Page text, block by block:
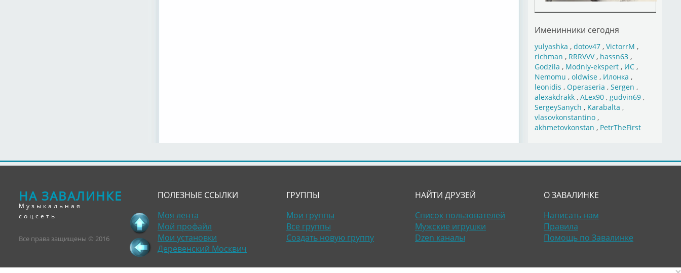
Именинники сегодня
yulyashka , dotov47, VictorrM ,
richman , RRRVVV, hassn63,
Godzila , Modniy-ekspert, ИС,
Nemomu , oldwise, Илонка ,
leonidis , Operaseria , Sergen ,
alexakdrakk, ALex90, gudvin69,
SergeySanych , Karabalta ,
vlasovkonstantino,
akhmetovkonstan , PetrTheFirst
НА ЗАВАЛИНКЕ
Музыкальная
соцсеть
Все права защищены © 2016
ПОЛЕЗНЫЕ ССЫЛКИ
Моя лента
Мой профайл
Мои установки
Деревенский Москвич
ГРУППЫ
Мои группы
Все группы
Создать новую группу
НАЙТИ ДРУЗЕЙ
Список пользователей
Мужские игрушки
Dzen каналы
О ЗАВАЛИНКЕ
Написать нам
Правила
Помощь по Завалинке